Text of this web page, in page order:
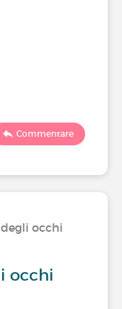
Commentare
occhi
occhi